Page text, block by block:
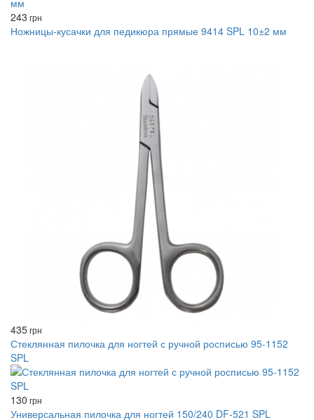
243 грн
Ножницы-кусачки для педикюра прямые 9414 SPL 10±2 мм
435грн
Стеклянная пилочка для ногтей с ручной росписью 95-1152
SPL
130 грн
Универсальная пилочка для ногтей 150/240 DF-521 SPL